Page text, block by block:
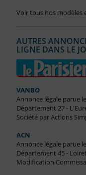
Voir tous nos modèles
AUTRES
LIGNE DANS LE
VANBO
Annonce légale parue
Département 27 -
Société par Actions
ACN
Annonce légale parue
Département 45 - Loiret
Modification